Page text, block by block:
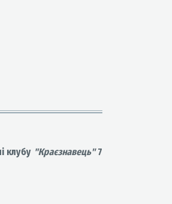
клубу "Краєзнавець" 7